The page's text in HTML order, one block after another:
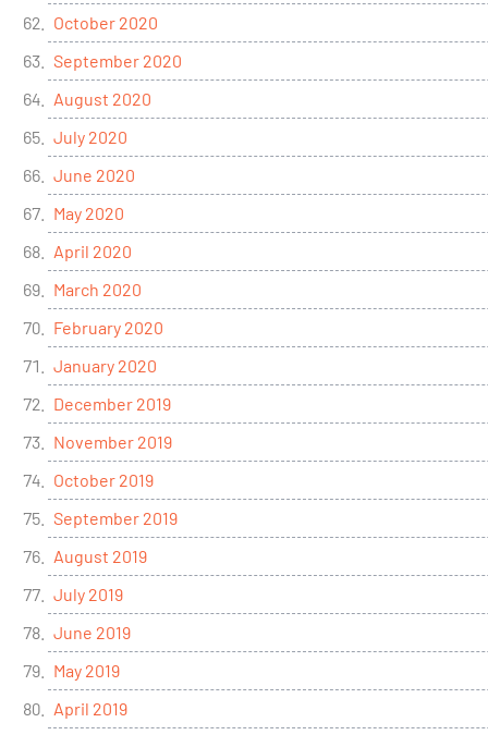
October 2020
September 2020
August 2020
July 2020
June 2020
May 2020
April 2020
March 2020
February 2020
January 2020
December 2019
November 2019
October 2019
September 2019
August 2019
July 2019
June 2019
May 2019
April 2019